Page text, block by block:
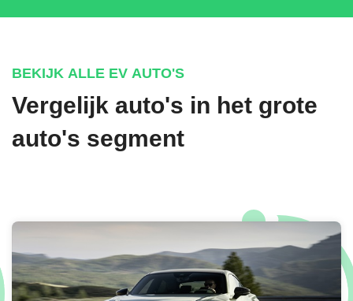
OAK GREEN METALLIC NEO
€ 3.759,-
SHADE GREEN METALLIC
€ 0,-
VULKAANGRIJS METALLIC
BEKIJK ALLE EV AUTO'S
Vergelijk auto's in het grote
auto's segment